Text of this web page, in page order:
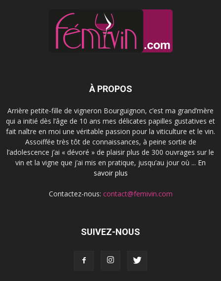
À PROPOS
Arrière petite-fille de vigneron Bourguignon, c’est ma grand’mère
qui a initié dès l’âge de 10 ans mes délicates papilles gustatives et
fait naître en moi une véritable passion pour la viticulture et le vin.
Assoiffée très tôt de connaissances, à peine sortie de
l’adolescence j’ai « dévoré » de plaisir plus de 300 ouvrages sur le
vin et la vigne que j’ai mis en pratique, jusqu’au jour où ... En
savoir plus
Contactez-nous: contact@femivin.com
SUIVEZ-NOUS